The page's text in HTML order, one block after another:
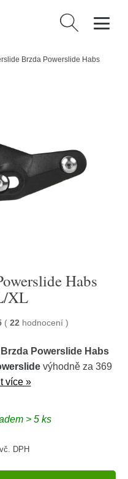
Vyhledávání
Brzda Powerslide Habs
Habs
XL
( 22 hodnocení )
Powerslide Habs
výhodně za 369
více »
> 5 ks
vč. DPH